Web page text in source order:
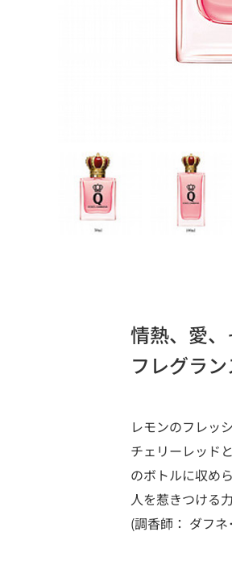
情熱、愛
フレグラン
レモンのフレッ
チェリーレッド
のボトルに収め
人を惹きつける
(調香師： ダフネ